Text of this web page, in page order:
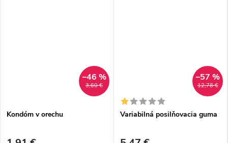
3,60 €
–46 %
Kondóm v orechu
12,78 €
–57 %
Variabilná posilňovacia guma